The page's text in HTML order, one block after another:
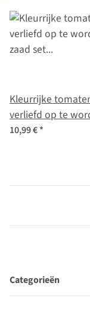
Kleurrijke
verliefd op te
zaad set nr. 30
10,99 €*
Categorieën